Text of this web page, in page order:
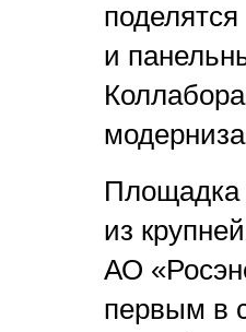
и
Площадка
из
АО
первым в